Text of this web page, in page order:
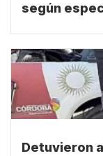
según
Detuvieron